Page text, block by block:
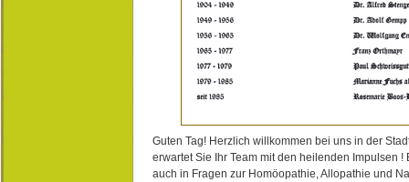
Guten Tag! Herzlich willkommen bei uns in der
erwartet Sie Ihr Team mit den heilenden Impulsen !
auch in Fragen zur Homöopathie, Allopathie und